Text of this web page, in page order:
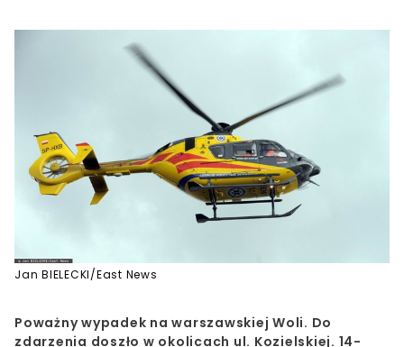
Jan BIELECKI/East News
Poważny wypadek na warszawskiej Woli. Do
zdarzenia doszło w okolicach ul. Kozielskiej. 14-